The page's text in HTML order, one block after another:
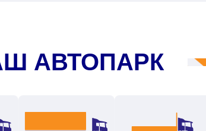
АВТОПАРК